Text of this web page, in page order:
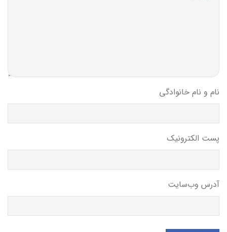
نام و نام خانوادگی
پست الکترونیک
آدرس وب‌سایت